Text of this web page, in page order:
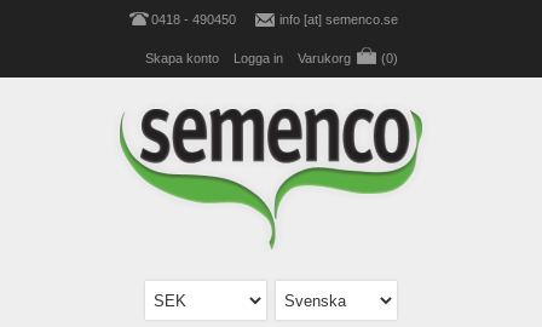
0418 - 490450 info [at] semenco.se
Skapa konto Logga in Varukorg (0)